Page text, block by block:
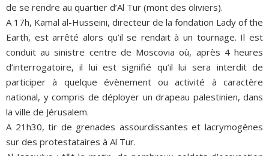
de se rendre au quartier d’Al Tur (mont des oliviers).
A 17h, Kamal al-Husseini, directeur de la fondation Lady of the
Earth, est arrêté alors qu’il se rendait à un tournage. Il est
conduit au sinistre centre de Moscovia où, après 4 heures
d’interrogatoire, il lui est signifié qu’il lui sera interdit de
participer à quelque évènement ou activité à caractère
national, y compris de déployer un drapeau palestinien, dans
la ville de Jérusalem.
A 21h30, tir de grenades assourdissantes et lacrymogènes
sur des protestataires à Al Tur.